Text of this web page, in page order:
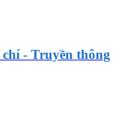
- Truyền thông